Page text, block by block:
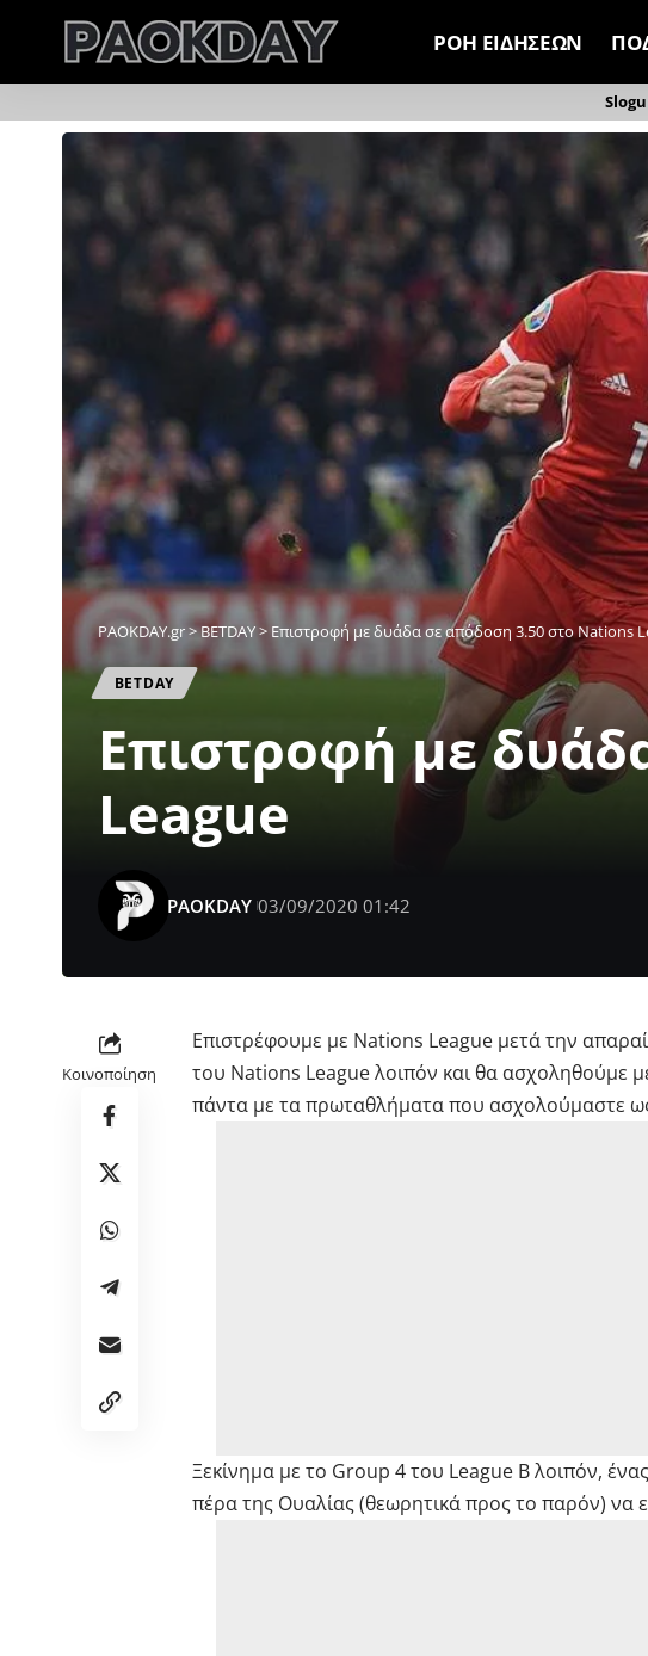
ΡΟΗ ΕΙΔΗΣΕΩΝ
PAOKDAY.gr>ΒETDAY> Επιστροφή με δυάδα σε απόδοση 3.50 στο Nations
ΒETDAY
Επιστροφή με
League
PAOKDAY 03/09/2020 01:42
Κοινοποίηση
Επιστρέφουμε με Nations League μετά την
του Nations League λοιπόν και θα ασχοληθούμε
πάντα με τα πρωταθλήματα που ασχολούμαστε
Ξεκίνημα με το Group 4 του League B λοιπόν,
πέρα της Ουαλίας (θεωρητικά προς το παρόν) να